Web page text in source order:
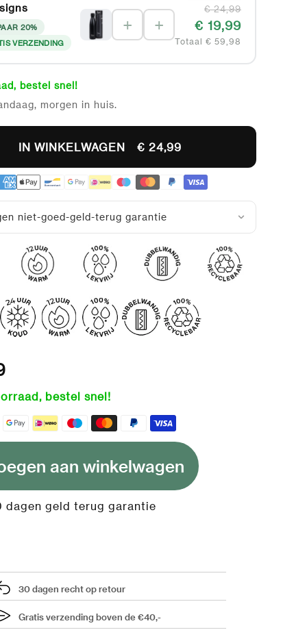
20%
VERZENDING
+ +
€ 24,99
€ 19,99
Totaal € 59,98
bestel snel!
morgen in huis.
IN WINKELWAGEN € 24,99
niet-goed-geld-terug garantie
bestel snel!
aan winkelwagen
dagen geld terug garantie
30 dagen recht op retour
Gratis verzending boven de €40,-